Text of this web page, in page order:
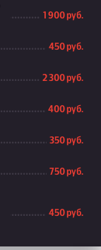
1 900 руб.
450 руб.
2 300 руб.
400 руб.
350 руб.
750 руб.
450 руб.